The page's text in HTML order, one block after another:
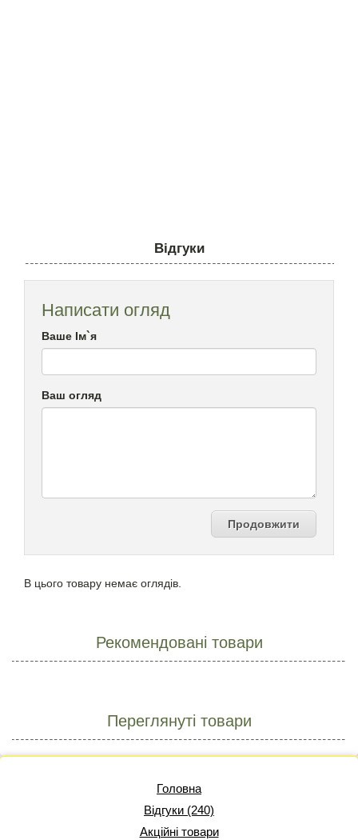
Відгуки
Написати огляд
Ваше Ім`я
Ваш огляд
Продовжити
В цього товару немає оглядів.
Рекомендовані товари
Переглянуті товари
Головна
Відгуки (240)
Акційні товари